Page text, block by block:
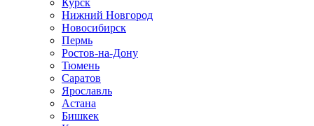
Курск
Нижний Новгород
Новосибирск
Пермь
Ростов-на-Дону
Тюмень
Саратов
Ярославль
Астана
Бишкек